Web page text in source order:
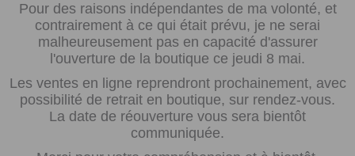
Pour des raisons indépendantes de ma volonté, et
contrairement à ce qui était prévu, je ne serai
malheureusement pas en capacité d'assurer
l'ouverture de la boutique ce jeudi 8 mai.
Les ventes en ligne reprendront prochainement, avec
possibilité de retrait en boutique, sur rendez-vous.
La date de réouverture vous sera bientôt
communiquée.